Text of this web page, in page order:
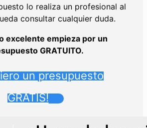
lo realiza un profesional al
consultar cualquier duda.
excelente empieza por un
GRATUITO.
un presupuesto
GRATIS!